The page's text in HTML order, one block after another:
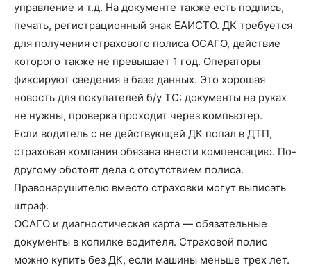
управление и т.д. На документе также есть подпись,
печать, регистрационный знак ЕАИСТО. ДК требуется
для получения страхового полиса ОСАГО, действие
которого также не превышает 1 год. Операторы
фиксируют сведения в базе данных. Это хорошая
новость для покупателей б/у ТС: документы на руках
не нужны, проверка проходит через компьютер.
Если водитель с не действующей ДК попал в ДТП,
страховая компания обязана внести компенсацию. По-
другому обстоят дела с отсутствием полиса.
Правонарушителю вместо страховки могут выписать
штраф.
ОСАГО и диагностическая карта — обязательные
документы в копилке водителя. Страховой полис
можно купить без ДК, если машины меньше трех лет.